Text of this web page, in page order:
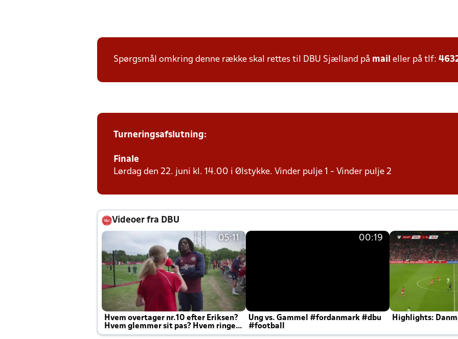
Spørgsmål omkring denne række skal rettes til DBU Sjælland på mail eller på tlf:
Turneringsafslutning:
Finale
Lørdag den 22. juni kl. 14.00 i Ølstykke. Vinder pulje 1 - Vinder pulje 2
Videoer fra DBU
05:11
Hvem overtager nr.10 efter Eriksen?
Hvem glemmer sit pas? Hvem ringer
Joachim altid til efter kampe?
00:19
Ung vs. Gammel #fordanmark #dbu
#football
Highlights: